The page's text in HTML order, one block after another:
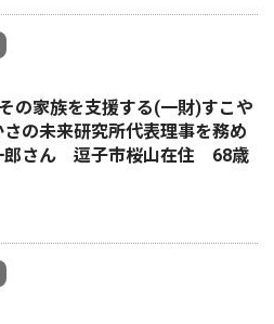
の家族を支援する(一財)すこや
の未来研究所代表理事を務め
さん 逗子市桜山在住 68歳